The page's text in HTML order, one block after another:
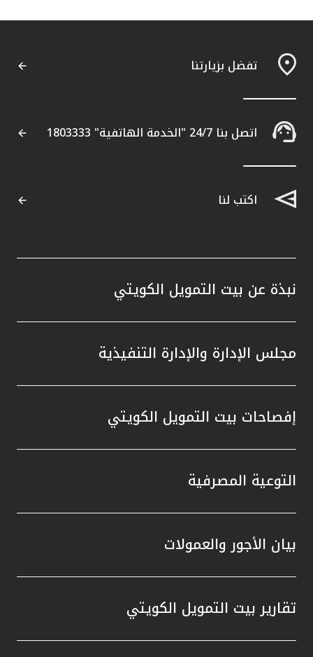
تفضل بزيارتنا
اتصل بنا 24/7 "الخدمة الهاتفية" 1803333
اكتب لنا
نبذة عن بيت التمويل الكويتي
مجلس الإدارة والإدارة التنفيذية
إفصاحات بيت التمويل الكويتي
التوعية المصرفية
بيان الأجور والعمولات
تقارير بيت التمويل الكويتي